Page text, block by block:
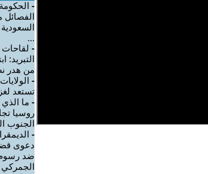
-
...
- لقاحات
التبريد:
من هدر
-
تستعد
- ما الذي
روسيا
الجنوب
-
دعوى
ضد